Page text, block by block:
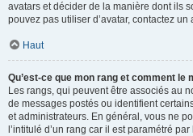
avatars et décider de la manière dont ils
pouvez pas utiliser d’avatar, contactez
Haut
Qu’est-ce que mon rang et comment le
Les rangs, qui peuvent être associés au
de messages postés ou identifient
et administrateurs. En général, vous ne
l’intitulé d’un rang car il est paramétré